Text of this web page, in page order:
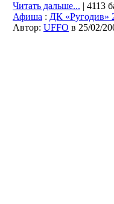
Читать дальше... | 4113
Афиша : ДК «Ругодив»
Автор: UFFO в 25/02/